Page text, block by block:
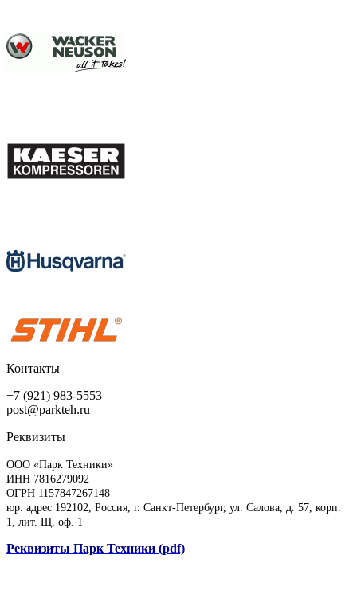
Контакты
+7 (921) 983-5553
post@parkteh.ru
Реквизиты
ООО «Парк Техники»
ИНН 7816279092
ОГРН 1157847267148
юр. адрес 192102, Россия, г. Санкт-Петербург, ул. Салова, д. 57, корп.
1, лит. Щ, оф. 1
Реквизиты Парк Техники (pdf)